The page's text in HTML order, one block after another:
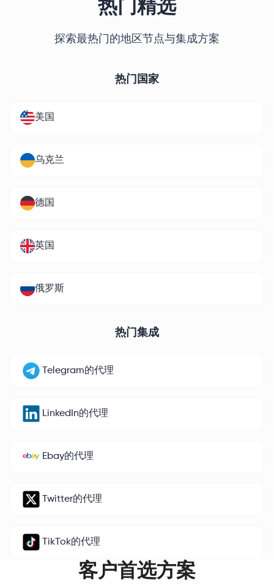
热门精选
探索最热门的地区节点与集成方案
热门国家
美国
乌克兰
德国
英国
俄罗斯
热门集成
Telegram的代理
LinkedIn的代理
Ebay的代理
Twitter的代理
TikTok的代理
客户首选方案